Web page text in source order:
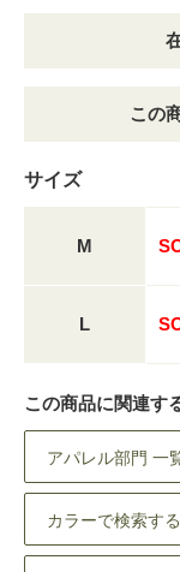
この
サイズ
M
L
この商品に関連す
アパレル部門 一
カラーで検索す